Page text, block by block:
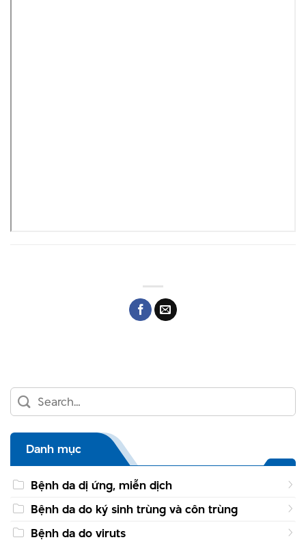
Danh mục
Bệnh da dị ứng, miễn dịch
Bệnh da do ký sinh trùng và côn trùng
Bệnh da do viruts